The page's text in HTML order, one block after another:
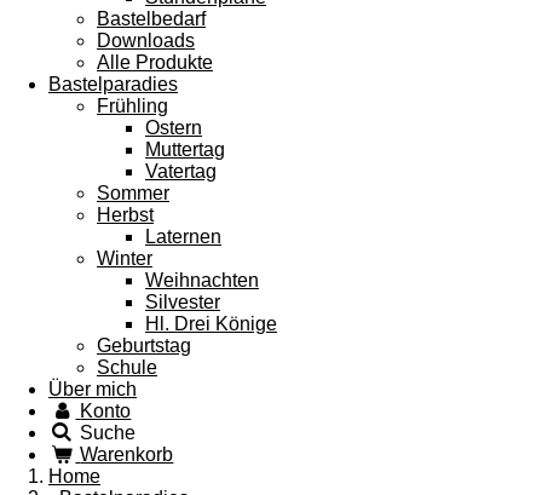
Bastelbedarf
Downloads
Alle Produkte
Bastelparadies
Frühling
Ostern
Muttertag
Vatertag
Sommer
Herbst
Laternen
Winter
Weihnachten
Silvester
Hl. Drei Könige
Geburtstag
Schule
Über mich
Konto
Suche
Warenkorb
Home